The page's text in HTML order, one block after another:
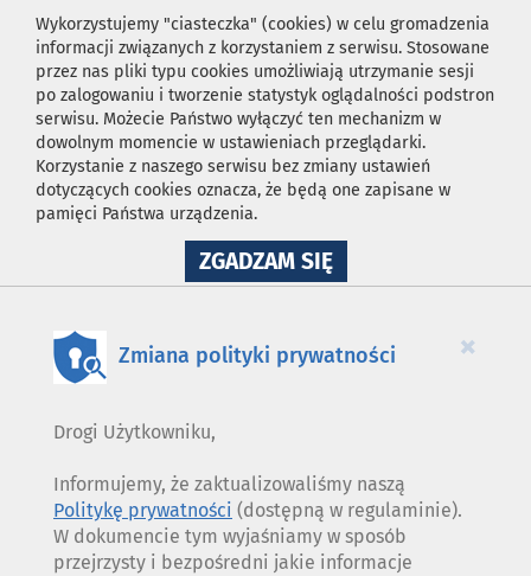
Wykorzystujemy "ciasteczka" (cookies) w celu gromadzenia
informacji związanych z korzystaniem z serwisu. Stosowane
przez nas pliki typu cookies umożliwiają utrzymanie sesji
po zalogowaniu i tworzenie statystyk oglądalności podstron
serwisu. Możecie Państwo wyłączyć ten mechanizm w
dowolnym momencie w ustawieniach przeglądarki.
Korzystanie z naszego serwisu bez zmiany ustawień
dotyczących cookies oznacza, że będą one zapisane w
pamięci Państwa urządzenia.
ZGADZAM SIĘNA
WYKORZYSTANIE
×
Zmiana polityki prywatności
Drogi Użytkowniku,
Informujemy, że zaktualizowaliśmy naszą
Politykę prywatności (dostępną w regulaminie).
W dokumencie tym wyjaśniamy w sposób
przejrzysty i bezpośredni jakie informacje